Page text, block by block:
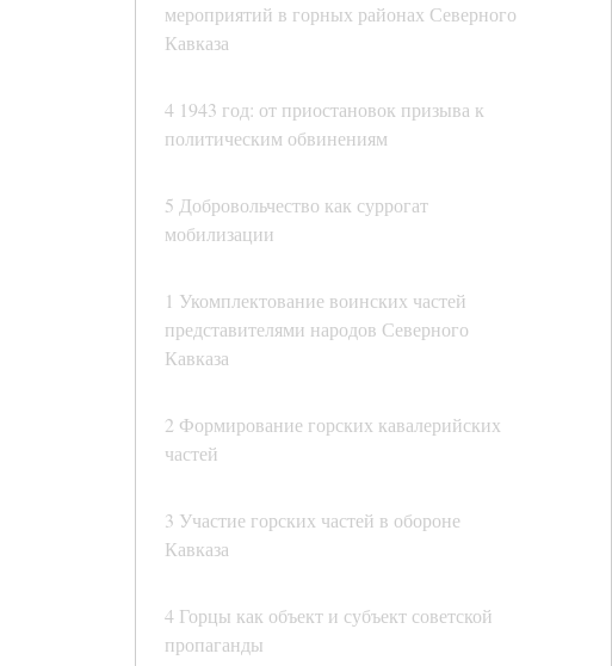
мероприятий в горных районах Северного
Кавказа
4 1943 год: от приостановок призыва к
политическим обвинениям
5 Добровольчество как суррогат
мобилизации
1 Укомплектование воинских частей
представителями народов Северного
Кавказа
2 Формирование горских кавалерийских
частей
3 Участие горских частей в обороне
Кавказа
4 Горцы как объект и субъект советской
пропаганды